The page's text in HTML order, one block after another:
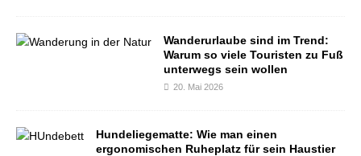
Wanderurlaube sind im Trend:
Warum so viele Touristen zu Fuß
unterwegs sein wollen
20. Mai 2026
Hundeliegematte: Wie man einen
ergonomischen Ruheplatz für sein Haustier